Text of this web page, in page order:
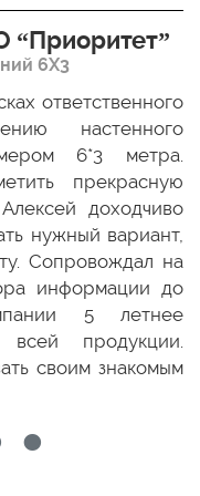
6Х3
ответственного
настенного
6*3 метра.
прекрасную
доходчиво
нужный вариант,
Сопровождал на
информации до
5 летнее
всей продукции.
своим знакомым